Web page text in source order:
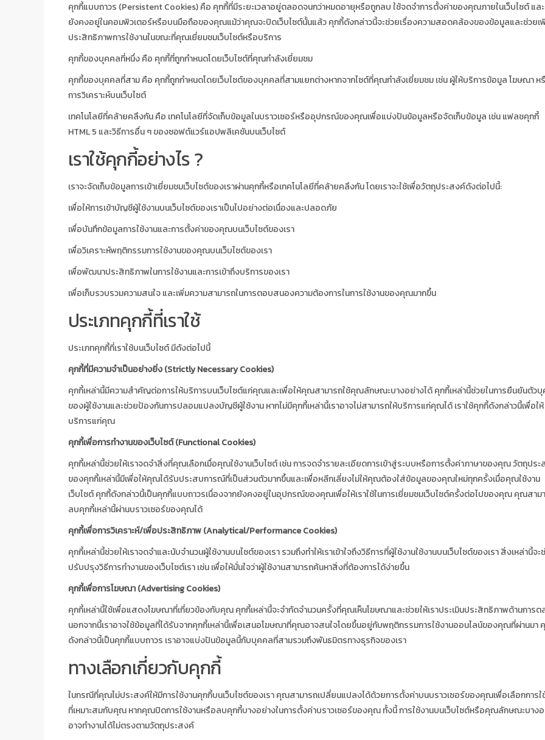
คุกกี้แบบถาวร (Persistent Cookies) คือ คุกกี้ที่มีระยะเวลาอยู่ตลอดจนกว่าหมดอายุหรือถูกลบ ใช้จดจำการตั้งค่าของคุณภายในเว็บไซต์ และ
ยังคงอยู่ในคอมพิวเตอร์หรือบนมือถือของคุณแม้ว่าคุณจะปิดเว็บไซต์นั้นแล้ว คุกกี้ดังกล่าวนี้จะช่วยเรื่องความสอดคล้องของข้อมูลและช่วยเ
ประสิทธิภาพการใช้งานในขณะที่คุณเยี่ยมชมเว็บไซต์หรือบริการ
คุกกี้ของบุคคลที่หนึ่ง คือ คุกกี้ที่ถูกกำหนดโดยเว็บไซต์ที่คุณกำลังเยี่ยมชม
คุกกี้ของบุคคลที่สาม คือ คุกกี้ถูกกำหนดโดยเว็บไซต์ของบุคคลที่สามแยกต่างหากจากไซต์ที่คุณกำลังเยี่ยมชม เช่น ผู้ให้บริการข้อมูล โฆษณา ห
การวิเคราะห์บนเว็บไซต์
เทคโนโลยีที่คล้ายคลึงกัน คือ เทคโนโลยีที่จัดเก็บข้อมูลในบราวเซอร์หรืออุปกรณ์ของคุณเพื่อแบ่งปันข้อมูลหรือจัดเก็บข้อมูล เช่น แฟลชคุกกี้
HTML 5 และวิธีการอื่น ๆ ของซอฟต์แวร์แอปพลิเคชันบนเว็บไซต์
เราใช้คุกกี้อย่างไร ?
เราจะจัดเก็บข้อมูลการเข้าเยี่ยมชมเว็บไซต์ของเราผ่านคุกกี้หรือเทคโนโลยีที่คล้ายคลึงกัน โดยเราจะใช้เพื่อวัตถุประสงค์ดังต่อไปนี้:
เพื่อให้การเข้าบัญชีผู้ใช้งานบนเว็บไซต์ของเราเป็นไปอย่างต่อเนื่องและปลอดภัย
เพื่อบันทึกข้อมูลการใช้งานและการตั้งค่าของคุณบนเว็บไซต์ของเรา
เพื่อวิเคราะห์พฤติกรรมการใช้งานของคุณบนเว็บไซต์ของเรา
เพื่อพัฒนาประสิทธิภาพในการใช้งานและการเข้าถึงบริการของเรา
เพื่อเก็บรวบรวมความสนใจ และเพิ่มความสามารถในการตอบสนองความต้องการในการใช้งานของคุณมากขึ้น
ประเภทคุกกี้ที่เราใช้
ประเภทคุกกี้ที่เราใช้บนเว็บไซต์ มีดังต่อไปนี้
คุกกี้ที่มีความจำเป็นอย่างยิ่ง (Strictly Necessary Cookies)
คุกกี้เหล่านี้มีความสำคัญต่อการให้บริการบนเว็บไซต์แก่คุณและเพื่อให้คุณสามารถใช้คุณลักษณะบางอย่างได้ คุกกี้เหล่านี้ช่วยในการยืนยันตัว
ของผู้ใช้งานและช่วยป้องกันการปลอมแปลงบัญชีผู้ใช้งาน หากไม่มีคุกกี้เหล่านี้เราอาจไม่สามารถให้บริการแก่คุณได้ เราใช้คุกกี้ดังกล่าวนี้เพื่อให้
บริการแก่คุณ
คุกกี้เพื่อการทำงานของเว็บไซต์ (Functional Cookies)
คุกกี้เหล่านี้ช่วยให้เราจดจำสิ่งที่คุณเลือกเมื่อคุณใช้งานเว็บไซต์ เช่น การจดจำรายละเอียดการเข้าสู่ระบบหรือการตั้งค่าภาษาของคุณ วัตถุปร
ของคุกกี้เหล่านี้มีเพื่อให้คุณได้รับประสบการณ์ที่เป็นส่วนตัวมากขึ้นและเพื่อหลีกเลี่ยงไม่ให้คุณต้องใส่ข้อมูลของคุณใหม่ทุกครั้งเมื่อคุณใช้งาน
เว็บไซต์ คุกกี้ดังกล่าวนี้เป็นคุกกี้แบบถาวรเนื่องจากยังคงอยู่ในอุปกรณ์ของคุณเพื่อให้เราใช้ในการเยี่ยมชมเว็บไซต์ครั้งต่อไปของคุณ คุณสาม
ลบคุกกี้เหล่านี้ผ่านบราวเซอร์ของคุณได้
คุกกี้เพื่อการวิเคราะห์/เพื่อประสิทธิภาพ (Analytical/Performance Cookies)
คุกกี้เหล่านี้ช่วยให้เราจดจำและนับจำนวนผู้ใช้งานบนไซต์ของเรา รวมถึงทำให้เราเข้าใจถึงวิธีการที่ผู้ใช้งานใช้งานบนเว็บไซต์ของเรา สิ่งเหล่านี้จะ
ปรับปรุงวิธีการทำงานของเว็บไซต์เรา เช่น เพื่อให้มั่นใจว่าผู้ใช้งานสามารถค้นหาสิ่งที่ต้องการได้ง่ายขึ้น
คุกกี้เพื่อการโฆษณา (Advertising Cookies)
คุกกี้เหล่านี้ใช้เพื่อแสดงโฆษณาที่เกี่ยวข้องกับคุณ คุกกี้เหล่านี้จะจำกัดจำนวนครั้งที่คุณเห็นโฆษณาและช่วยให้เราประเมินประสิทธิภาพด้านการต
นอกจากนี้เราอาจใช้ข้อมูลที่ได้รับจากคุกกี้เหล่านี้เพื่อเสนอโฆษณาที่คุณอาจสนใจโดยขึ้นอยู่กับพฤติกรรมการใช้งานออนไลน์ของคุณที่ผ่านมา
ดังกล่าวนี้เป็นคุกกี้แบบถาวร เราอาจแบ่งปันข้อมูลนี้กับบุคคลที่สามรวมถึงพันธมิตรทางธุรกิจของเรา
ทางเลือกเกี่ยวกับคุกกี้
ในกรณีที่คุณไม่ประสงค์ให้มีการใช้งานคุกกี้บนเว็บไซต์ของเรา คุณสามารถเปลี่ยนแปลงได้ด้วยการตั้งค่าบนบราวเซอร์ของคุณเพื่อเลือกการใ
ที่เหมาะสมกับคุณ หากคุณปิดการใช้งานหรือลบคุกกี้บางอย่างในการตั้งค่าบราวเซอร์ของคุณ ทั้งนี้ การใช้งานบนเว็บไซต์หรือคุณลักษณะบาง
อาจทำงานได้ไม่ตรงตามวัตถุประสงค์